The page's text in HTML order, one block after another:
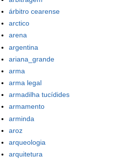
árbitro cearense
arctico
arena
argentina
ariana_grande
arma
arma legal
armadilha tucídides
armamento
arminda
aroz
arqueologia
arquitetura